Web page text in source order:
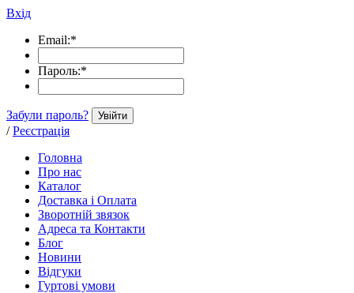
Вхід
Email:*
Пароль:*
Забули пароль? Увійти
/ Реєстрація
Головна
Про нас
Каталог
Доставка і Оплата
Зворотній звязок
Адреса та Контакти
Блог
Новини
Відгуки
Гуртові умови